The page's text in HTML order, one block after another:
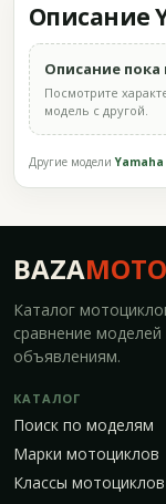
Описание
Описание
Посмотрите
модель с другой.
Другие моделиYamaha
BAZAMOTO
Каталог
сравнение
объявлениям.
КАТАЛОГ
Поиск по моделям
Марки мотоциклов
Классы мотоциклов